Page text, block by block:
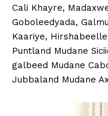
Cali Khayre,
Goboleedyada,
Kaariye,
Puntland Mudane
galbeed Mudane
Jubbaland Mudane